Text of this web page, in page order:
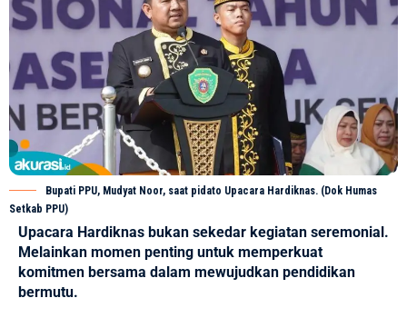
Bupati PPU, Mudyat Noor, saat pidato Upacara Hardiknas. (Dok Humas
Setkab PPU)
Upacara Hardiknas bukan sekedar kegiatan seremonial.
Melainkan momen penting untuk memperkuat
komitmen bersama dalam mewujudkan pendidikan
bermutu.